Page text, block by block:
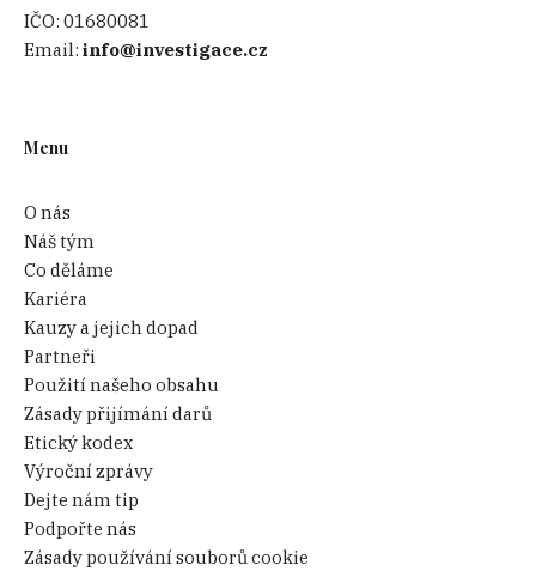
IČO:01680081
Email:info@investigace.cz
Menu
O nás
Náš tým
Co děláme
Kariéra
Kauzy a jejich dopad
Partneři
Použití našeho obsahu
Zásady přijímání darů
Etický kodex
Výroční zprávy
Dejte nám tip
Podpořte nás
Zásady používání souborů cookie